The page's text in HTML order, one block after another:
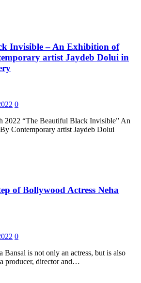
Invisible – An Exhibition of
artist Jaydeb Dolui in
0
2022 “The Beautiful Black Invisible” An
Contemporary artist Jaydeb Dolui
of Bollywood Actress Neha
0
Bansal is not only an actress, but is also
producer, director and…